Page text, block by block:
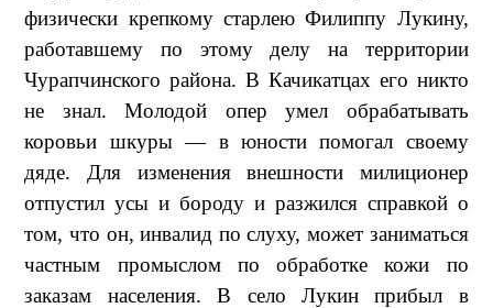
физически крепкому старлею Филиппу Лукину,
работавшему по этому делу на территории
Чурапчинского района. В Качикатцах его никто
не знал. Молодой опер умел обрабатывать
коровьи шкуры — в юности помогал своему
дяде. Для изменения внешности милиционер
отпустил усы и бороду и разжился справкой о
том, что он, инвалид по слуху, может заниматься
частным промыслом по обработке кожи по
заказам населения. В село Лукин прибыл в